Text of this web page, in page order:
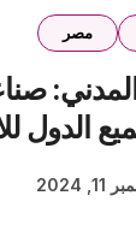
مصر
الدول
2024